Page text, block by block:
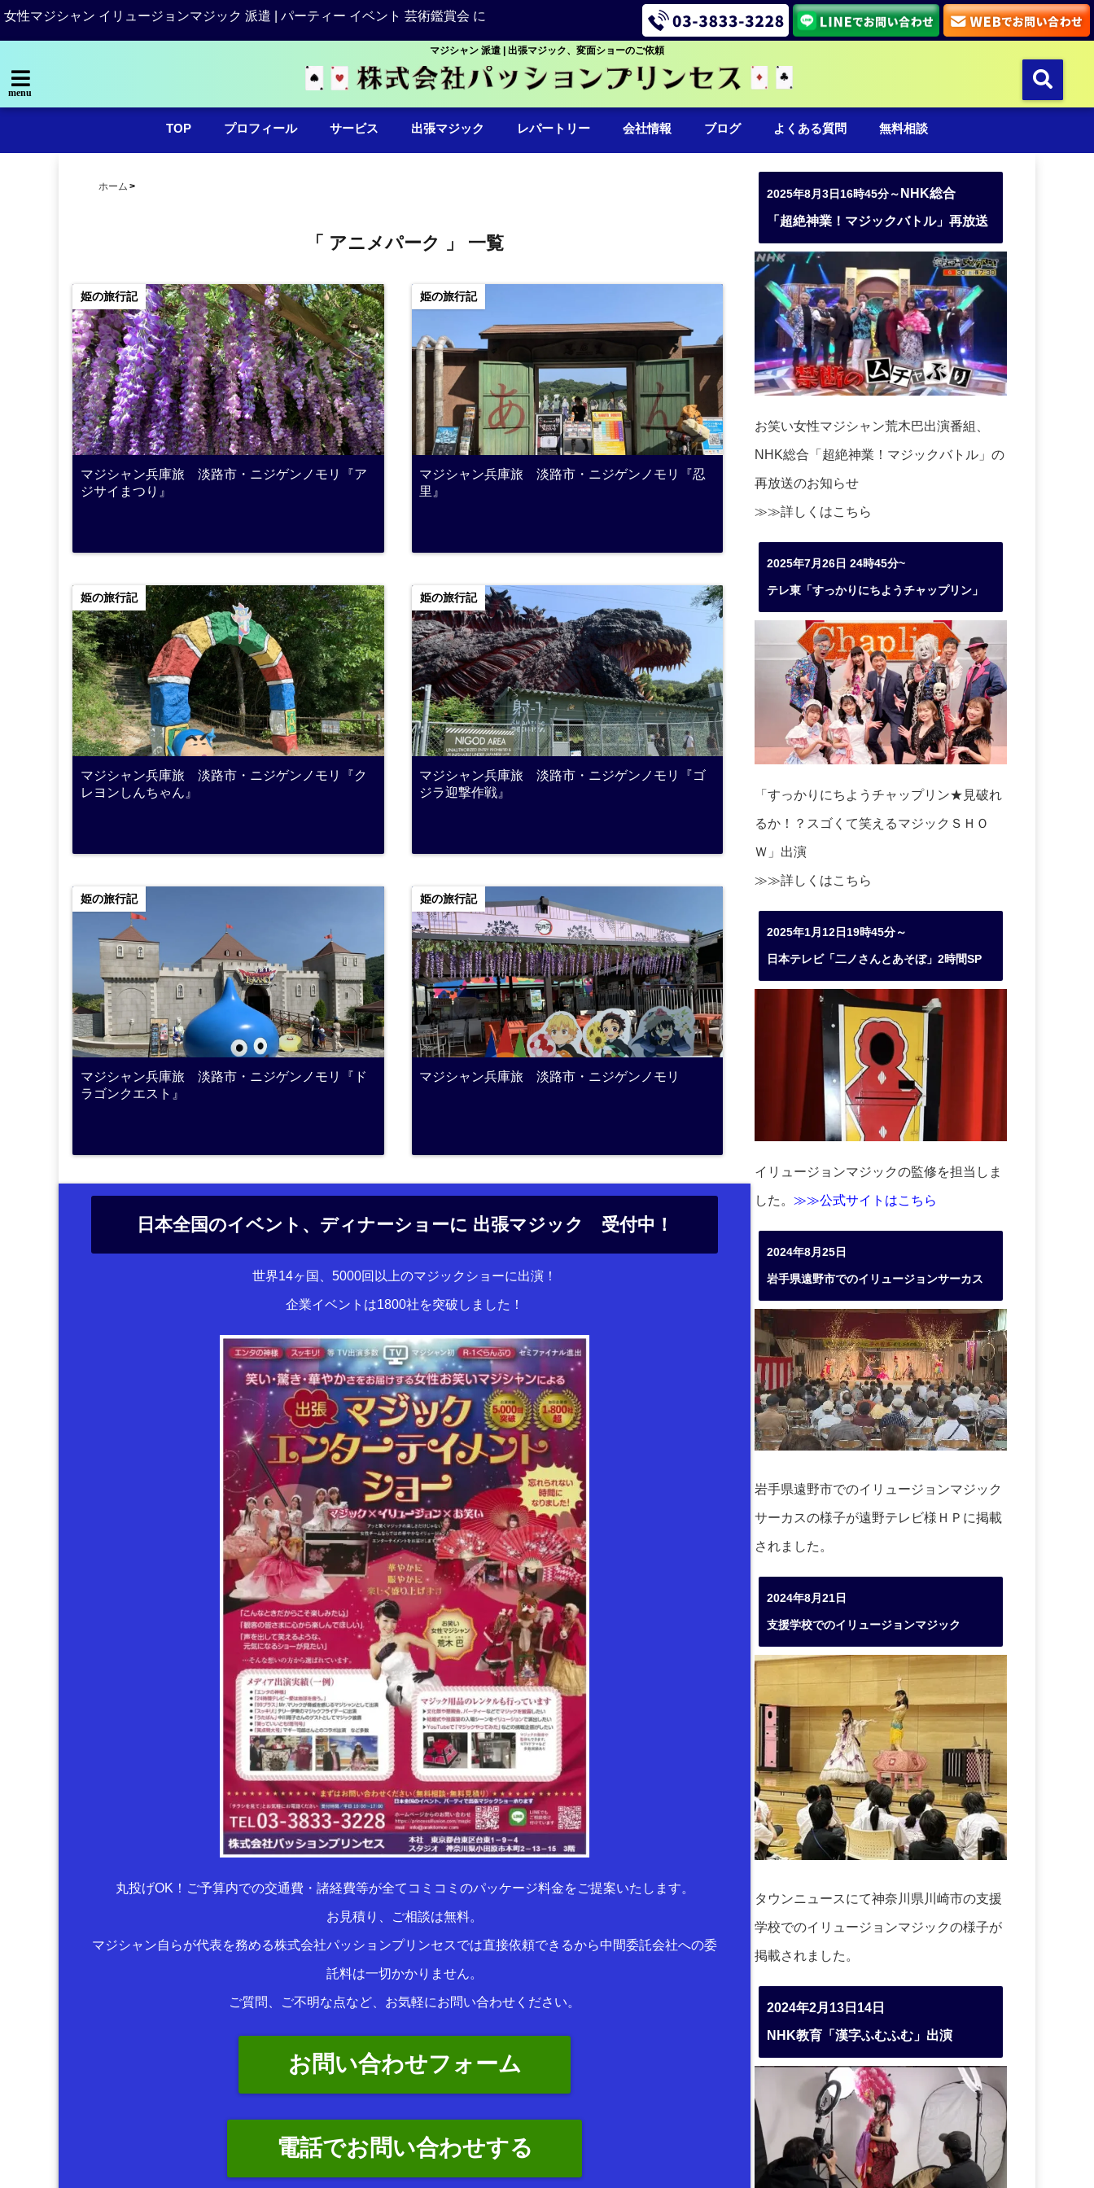
女性マジシャン イリュージョンマジック 派遣 | パーティー イベント 芸術鑑賞会 に
マジシャン 派遣 | 出張マジック、変面ショーのご依頼
menu
TOP プロフィール サービス 出張マジック レパートリー 会社情報 ブログ よくある質問 無料相談
ホーム
「 アニメパーク 」 一覧
姫の旅行記
マジシャン兵庫旅 淡路市・ニジゲンノモリ『ア
ジサイまつり』
姫の旅行記
マジシャン兵庫旅 淡路市・ニジゲンノモリ『忍
里』
姫の旅行記
マジシャン兵庫旅 淡路市・ニジゲンノモリ『ク
レヨンしんちゃん』
姫の旅行記
マジシャン兵庫旅 淡路市・ニジゲンノモリ『ゴ
ジラ迎撃作戦』
姫の旅行記
マジシャン兵庫旅 淡路市・ニジゲンノモリ『ド
ラゴンクエスト』
姫の旅行記
マジシャン兵庫旅 淡路市・ニジゲンノモリ
日本全国のイベント、ディナーショーに 出張マジック 受付中！
世界14ヶ国、5000回以上のマジックショーに出演！
企業イベントは1800社を突破しました！
丸投げOK！ご予算内での交通費・諸経費等が全てコミコミのパッケージ料金をご提案いたします。
お見積り、ご相談は無料。
マジシャン自らが代表を務める株式会社パッションプリンセスでは直接依頼できるから中間委託会社への委
託料は一切かかりません。
ご質問、ご不明な点など、お気軽にお問い合わせください。
お問い合わせフォーム
電話でお問い合わせする
2025年8月3日16時45分～ NHK総合
「超絶神業！マジックバトル」再放送
お笑い女性マジシャン荒木巴出演番組、
NHK総合「超絶神業！マジックバトル」の
再放送のお知らせ
≫≫詳しくはこちら
2025年7月26日 24時45分~
テレ東「すっかりにちようチャップリン」
「すっかりにちようチャップリン★見破れ
るか！？スゴくて笑えるマジックＳＨＯ
Ｗ」出演
≫≫詳しくはこちら
2025年1月12日19時45分～
日本テレビ「二ノさんとあそぼ」2時間SP
イリュージョンマジックの監修を担当しま
した。 ≫≫公式サイトはこちら
2024年8月25日
岩手県遠野市でのイリュージョンサーカス
岩手県遠野市でのイリュージョンマジック
サーカスの様子が遠野テレビ様ＨＰに掲載
されました。
2024年8月21日
支援学校でのイリュージョンマジック
タウンニュースにて神奈川県川崎市の支援
学校でのイリュージョンマジックの様子が
掲載されました。
2024年2月13日14日
NHK教育「漢字ふむふむ」出演